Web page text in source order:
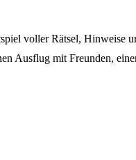
voller Rätsel,
Ausflug mit Freunden,